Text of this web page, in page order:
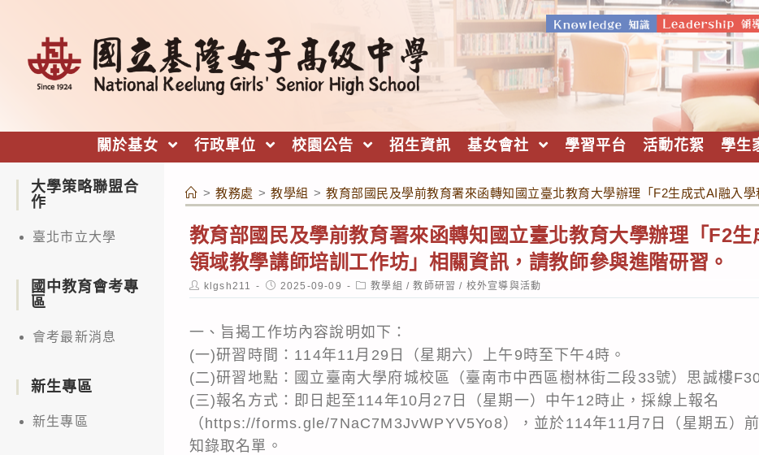
關於基女 行政單位 校園公告 招生資訊 基女會社 學習平台 活動花絮 學生
> 教務處 > 教學組 > 教育部國民及學前教育署來函轉知國立臺北教育大學辦理「F2生成式AI融入
教育部國民及學前教育署來函轉知國立臺北教育大學辦理「F2
領域教學講師培訓工作坊」相關資訊，請教師參與進階研習。
Post
author:
klgsh211
Post
published:
2025-09-09
Post
category:
教學組 / 教師研習 / 校外宣導與活動
一、旨揭工作坊內容說明如下：
(一)研習時間：114年11月29日（星期六）上午9時至下午4時。
(二)研習地點：國立臺南大學府城校區（臺南市中西區樹林街二段33號）思誠樓
(三)報名方式：即日起至114年10月27日（星期一）中午12時止，採線上報名
（https://forms.gle/7NaC7M3JvWPYV5Yo8），並於114年11月7日（星期五）
知錄取名單。
大學策略聯盟合
作
臺北市立大學
國中教育會考專
區
會考最新消息
新生專區
新生專區